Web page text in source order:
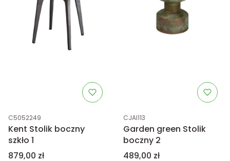
Kod produktu
C5052249
Kent Stolik boczny
szkło 1
Cena
879,00 zł
Kod produktu
CJAI113
Garden green Stolik
boczny 2
Cena
489,00 zł